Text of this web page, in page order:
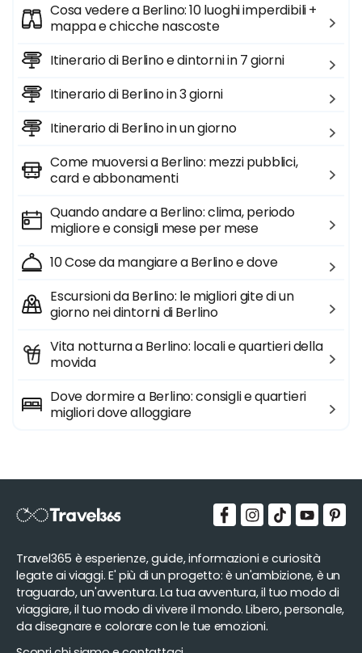
Cosa vedere a Berlino: 10 luoghi imperdibili +
mappa e chicche nascoste
Itinerario di Berlino e dintorni in 7 giorni
Itinerario di Berlino in 3 giorni
Itinerario di Berlino in un giorno
Come muoversi a Berlino: mezzi pubblici,
card e abbonamenti
Quando andare a Berlino: clima, periodo
migliore e consigli mese per mese
10 Cose da mangiare a Berlino e dove
Escursioni da Berlino: le migliori gite di un
giorno nei dintorni di Berlino
Vita notturna a Berlino: locali e quartieri della
movida
Dove dormire a Berlino: consigli e quartieri
migliori dove alloggiare
Travel365 è esperienze, guide, informazioni e curiosità
legate ai viaggi. E' più di un progetto: è un'ambizione, è un
traguardo, un'avventura. La tua avventura, il tuo modo di
viaggiare, il tuo modo di vivere il mondo. Libero, personale,
da disegnare e colorare con le tue emozioni.